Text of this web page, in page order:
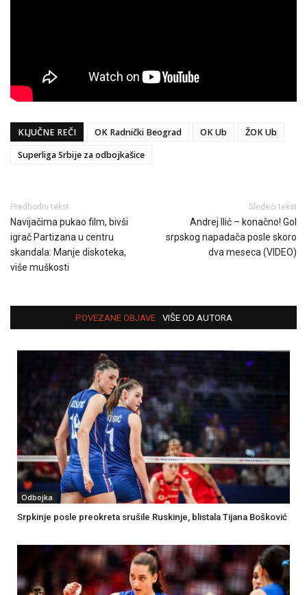
KLJUČNE REČI OK Radnički Beograd OK Ub
ŽOK Ub
Superliga Srbije za odbojkašice
Predhodni tekst
Navijačima pukao film, bivši
igrač Partizana u centru
skandala: Manje diskoteka,
više muškosti
Sledeći tekst
Andrej Ilić – konačno! Gol
srpskog napadača posle skoro
dva meseca (VIDEO)
POVEZANE OBJAVE VIŠE OD AUTORA
Odbojka
Srpkinje posle preokreta srušile Ruskinje, blistala Tijana Bošković